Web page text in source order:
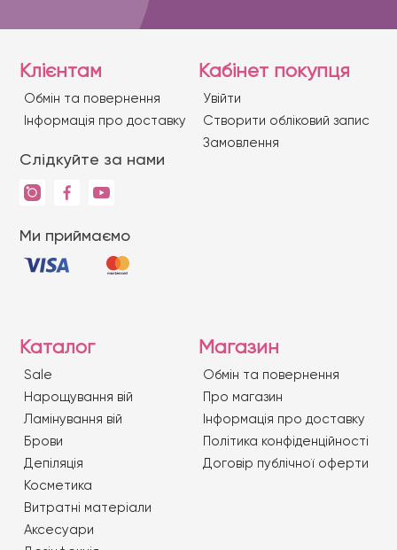
Клієнтам
Обмін та повернення
Iнформація про доставку
Слідкуйте за нами
Ми приймаємо
Кабінет покупця
Увійти
Створити обліковий запис
Замовлення
Каталог
Sale
Нарощування вій
Ламінування вій
Брови
Депіляція
Косметика
Витратні матеріали
Аксесуари
Магазин
Обмін та повернення
Про магазин
Iнформація про доставку
Політика конфіденційності
Договір публічної оферти